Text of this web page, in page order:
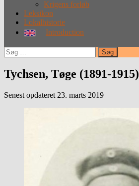
Krigens forløb
Leksikon
Lokalhistorie
Introduction
Søg
efter:
Tychsen, Tøge (1891-1915)
Senest opdateret 23. marts 2019